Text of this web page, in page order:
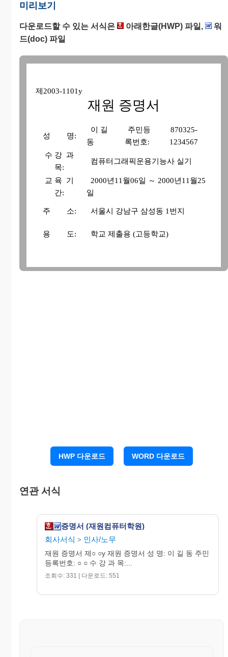
미리보기
다운로드할 수 있는 서식은 아래한글(HWP) 파일,
워
드(doc) 파일
제2003-1101y
재원 증명서
성 명:
이 길
동
주민등
록번호:
870325-
1234567
수 강 과
목:
컴퓨터그래픽운용기능사 실기
교 육 기
간:
2000년11월06일 ～ 2000년11월25
일
주 소: 서울시 강남구 삼성동 1번지
용 도: 학교 제출용 (고등학교)
사업자번호 : 111-22-24303
전화번호 : 02-123-4567
컴퓨터 전문학원
HWP 다운로드 WORD 다운로드
연관 서식
증명서 (재원컴퓨터학원)
회사서식 > 인사/노무
재원 증명서 제○ ○y 재원 증명서 성 명: 이 길 동 주민
등록번호: ○ ○ 수 강 과 목:...
조회수: 331 | 다운로드: 551